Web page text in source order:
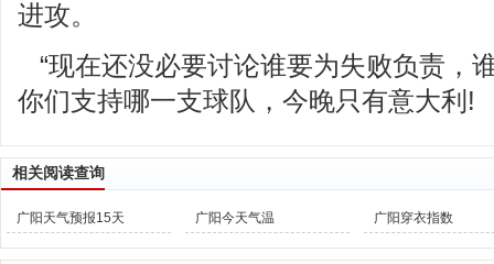
进攻。
“现在还没必要讨论谁要为失败负责，
你们支持哪一支球队，今晚只有意大利!
相关阅读查询
广阳天气预报15天 广阳今天气温 广阳穿衣指数